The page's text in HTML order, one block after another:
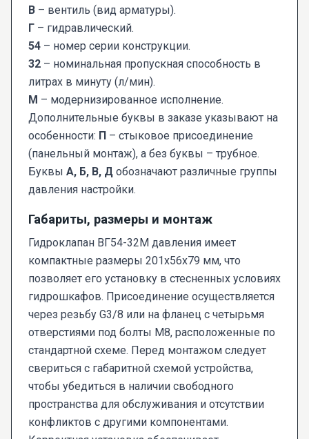
В – вентиль (вид арматуры).
Г – гидравлический.
54 – номер серии конструкции.
32 – номинальная пропускная способность в
литрах в минуту (л/мин).
М – модернизированное исполнение.
Дополнительные буквы в заказе указывают на
особенности: П – стыковое присоединение
(панельный монтаж), а без буквы – трубное.
Буквы А, Б, В, Д обозначают различные группы
давления настройки.
Габариты, размеры и монтаж
Гидроклапан ВГ54-32М давления имеет
компактные размеры 201x56x79 мм, что
позволяет его установку в стесненных условиях
гидрошкафов. Присоединение осуществляется
через резьбу G3/8 или на фланец с четырьмя
отверстиями под болты М8, расположенные по
стандартной схеме. Перед монтажом следует
свериться с габаритной схемой устройства,
чтобы убедиться в наличии свободного
пространства для обслуживания и отсутствии
конфликтов с другими компонентами.